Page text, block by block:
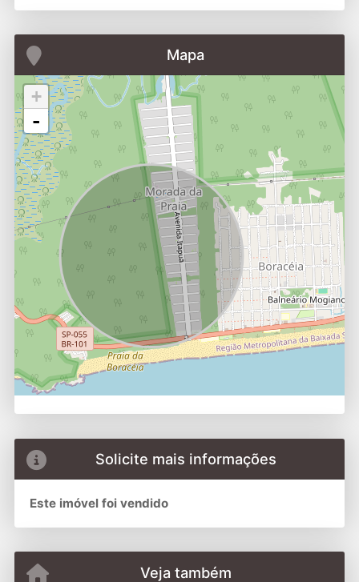
Mapa
+
-
Solicite mais informações
Este imóvel foi vendido
Veja também